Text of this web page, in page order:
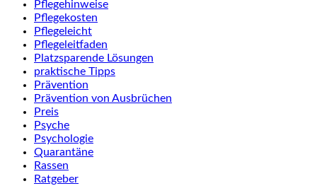
Pflegehinweise
Pflegekosten
Pflegeleicht
Pflegeleitfaden
Platzsparende Lösungen
praktische Tipps
Prävention
Prävention von Ausbrüchen
Preis
Psyche
Psychologie
Quarantäne
Rassen
Ratgeber